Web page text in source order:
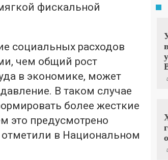
фискальной
социальных расходов
чем общий рост
в экономике, может
В таком случае
более жесткие
это предусмотрено
в Национальном